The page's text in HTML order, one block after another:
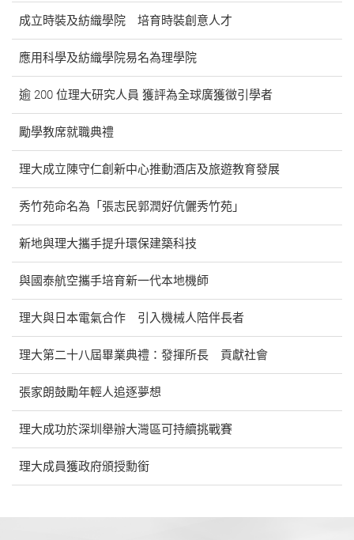
成立時裝及紡織學院 培育時裝創意人才
應用科學及紡織學院易名為理學院
逾 200 位理大研究人員 獲評為全球廣獲徵引學者
勵學教席就職典禮
理大成立陳守仁創新中心推動酒店及旅遊教育發展
秀竹苑命名為「張志民郭潤好伉儷秀竹苑」
新地與理大攜手提升環保建築科技
與國泰航空攜手培育新一代本地機師
理大與日本電氣合作 引入機械人陪伴長者
理大第二十八屆畢業典禮：發揮所長 貢獻社會
張家朗鼓勵年輕人追逐夢想
理大成功於深圳舉辦大灣區可持續挑戰賽
理大成員獲政府頒授勳銜